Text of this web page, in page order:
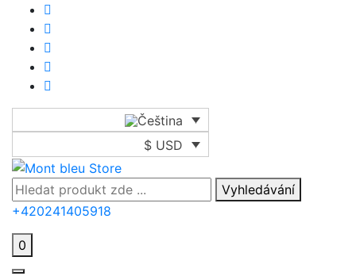
$ USD
Vyhledávání
+420241405918
0